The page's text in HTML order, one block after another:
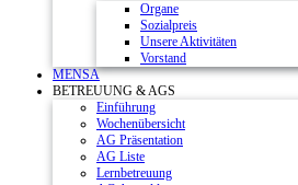
Organe
Sozialpreis
Unsere Aktivitäten
Vorstand
MENSA
BETREUUNG & AGS
Einführung
Wochenübersicht
AG Präsentation
AG Liste
Lernbetreuung